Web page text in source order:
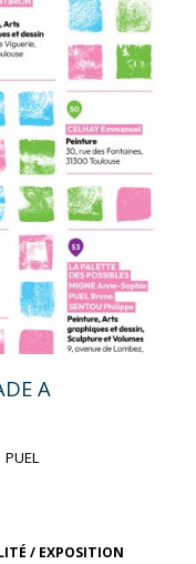
A
: BRUNO PUEL
/ EXPOSITION